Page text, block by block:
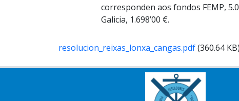
corresponden aos fondos FEMP,
Galicia, 1.698’00 €.
resolucion_reixas_lonxa_cangas.pdf(360.64 KB)